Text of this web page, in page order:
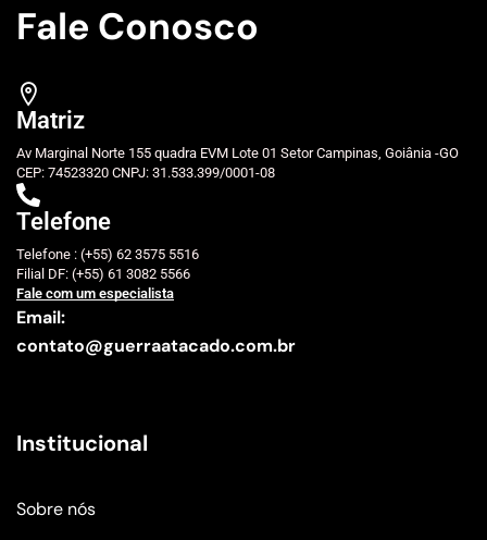
Fale Conosco
Matriz
Av Marginal Norte 155 quadra EVM Lote 01 Setor Campinas, Goiânia -GO
CEP: 74523320 CNPJ: 31.533.399/0001-08
Telefone
Telefone : (+55) 62 3575 5516
Filial DF: (+55) 61 3082 5566
Fale com um especialista
Email:
contato@guerraatacado.com.br
Institucional
Sobre nós